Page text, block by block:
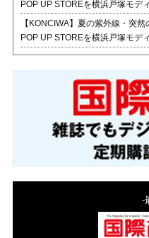
POP UP STOREを横浜戸塚モデ
【KONCIWA】夏の紫外線・突
POP UP STOREを横浜戸塚モデ
-